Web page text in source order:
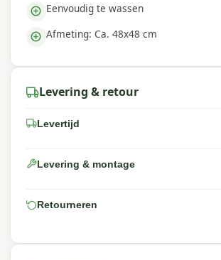
Eenvoudig te wassen
Afmeting: Ca. 48x48 cm
Levering & retour
Levertijd
Levering & montage
Retourneren